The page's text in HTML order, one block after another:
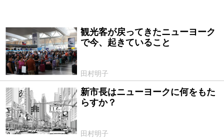
2022/07/14
観光客が戻ってきたニューヨーク
で今、起きていること
田村明子
2021/07/30
新市長はニューヨークに何をもた
らすか？
田村明子